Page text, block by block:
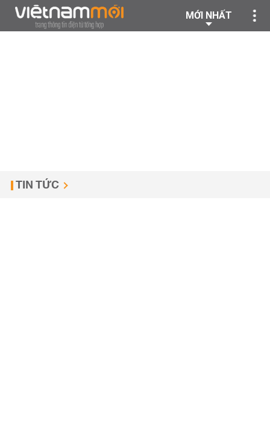
MỚI NHẤT
TIN TỨC